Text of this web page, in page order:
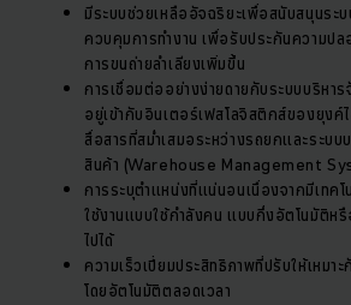
มีระบบช่วยเหลืออัจฉริยะเพื่อสนับสนุนระบ
ควบคุมการทำงาน เพื่อรับประกันความป
การขนถ่ายลำเลียงเพิ่มขึ้น
การเชื่อมต่ออย่างง่ายดายกับระบบบริหา
อยู่เข้ากับอินเตอร์เฟสโลจิสติกส์ของยุงค์
สื่อสารที่สม่ำเสมอระหว่างรถยกและระบบ
สินค้า (Warehouse Management
การระบุตำแหน่งที่แน่นอนเนื่องจากมีเทคโ
ใช้งานแบบใช้กำลังคน แบบกึ่งอัตโนมัติห
ไปได้
ความเร็วเปี่ยมประสิทธิภาพที่ปรับให้เหม
โดยอัตโนมัติตลอดเวลา